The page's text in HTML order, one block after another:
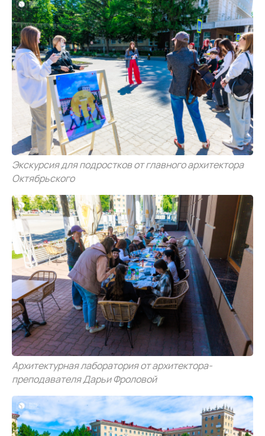
Экскурсия для подростков от главного архитектора
Октябрьского
Архитектурная лаборатория от архитектора-
преподавателя Дарьи Фроловой